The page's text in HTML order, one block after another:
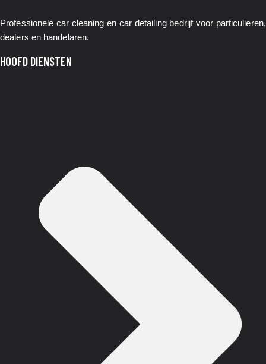
Professionele car cleaning en car detailing bedrijf voor particulieren,
dealers en handelaren.
HOOFD DIENSTEN